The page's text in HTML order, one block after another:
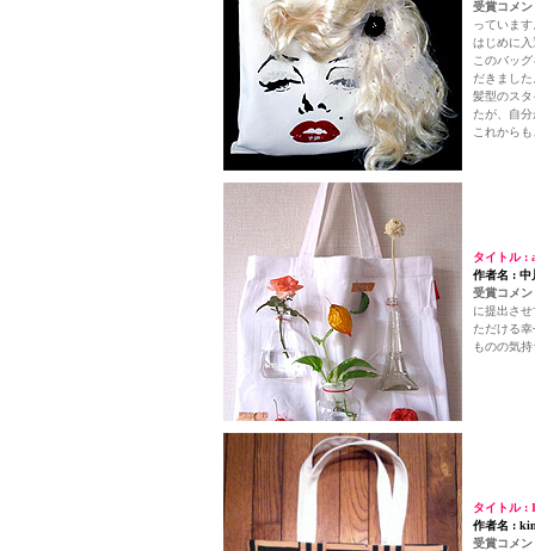
受賞コメ
っています
はじめに
このバッ
だきまし
髪型のス
たが、自
これから
タイトル :
作者名 : 中
受賞コメ
に提出さ
ただける
ものの気
タイトル :
作者名 :
受賞コメ